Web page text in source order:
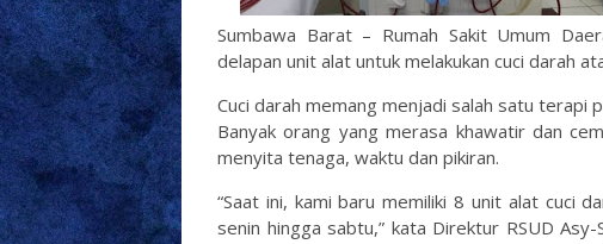
Sumbawa Barat – Rumah Sakit Umum
delapan unit alat untuk melakukan cuci darah
Cuci darah memang menjadi salah satu terapi
Banyak orang yang merasa khawatir dan
menyita tenaga, waktu dan pikiran.
“Saat ini, kami baru memiliki 8 unit alat cuci
senin hingga sabtu,” kata Direktur RSUD